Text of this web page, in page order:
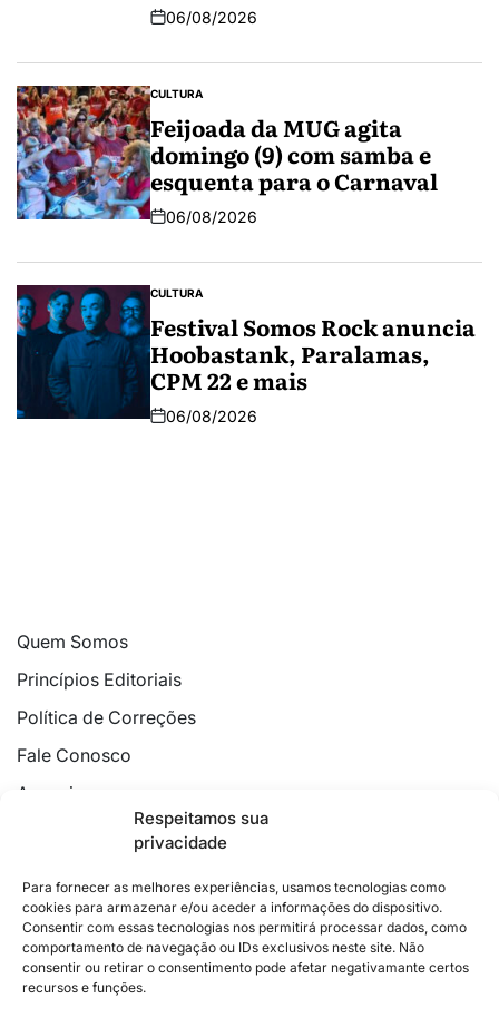
Respeitamos sua
privacidade
Para fornecer as melhores experiências, usamos tecnologias como
cookies para armazenar e/ou aceder a informações do dispositivo.
Consentir com essas tecnologias nos permitirá processar dados, como
comportamento de navegação ou IDs exclusivos neste site. Não
consentir ou retirar o consentimento pode afetar negativamante certos
recursos e funções.
06/08/2026
CULTURA
Feijoada da MUG agita
domingo (9) com samba e
esquenta para o Carnaval
06/08/2026
CULTURA
Festival Somos Rock anuncia
Hoobastank, Paralamas,
CPM 22 e mais
06/08/2026
Quem Somos
Princípios Editoriais
Política de Correções
Fale Conosco
Anuncie
Política de Cookies